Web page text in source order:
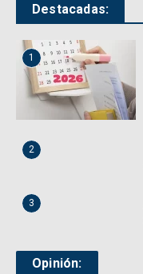
Destacadas:
1
2
3
Opinión: